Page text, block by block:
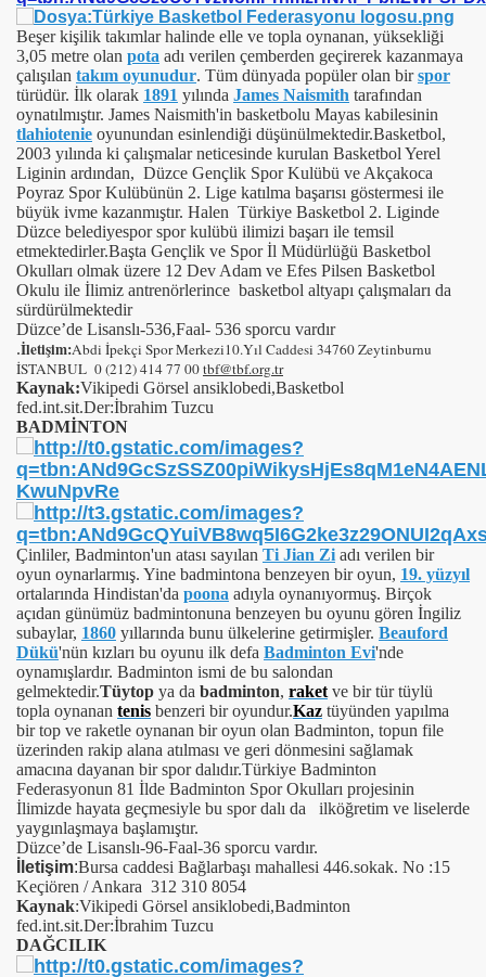
Beşer kişilik takımlar halinde elle ve topla oynanan, yüksekliği
3,05 metre olan pota adı verilen çemberden geçirerek kazanmaya
çalışılan takım oyunudur. Tüm dünyada popüler olan birspor
türüdür. İlk olarak 1891 yılında James Naismith tarafından
oynatılmıştır. James Naismith'in basketbolu Mayas kabilesinin
tlahiotenie oyunundan esinlendiği düşünülmektedir.Basketbol,
2003 yılında ki çalışmalar neticesinde kurulan Basketbol Yerel
Liginin ardından, Düzce Gençlik Spor Kulübü ve Akçakoca
Poyraz Spor Kulübünün 2. Lige katılma başarısı göstermesi ile
büyük ivme kazanmıştır. Halen Türkiye Basketbol 2. Liginde
Düzce belediyespor spor kulübü ilimizi başarı ile temsil
etmektedirler.Başta Gençlik ve Spor İl Müdürlüğü Basketbol
Okulları olmak üzere 12 Dev Adam ve Efes Pilsen Basketbol
Okulu ile İlimiz antrenörlerince basketbol altyapı çalışmaları da
sürdürülmektedir
Düzce’de Lisanslı-536,Faal- 536 sporcu vardır
.İletişim:Abdi İpekçi Spor Merkezi10.Yıl Caddesi 34760 Zeytinburnu
İSTANBUL 0 (212) 414 77 00tbf@tbf.org.tr
Kaynak:Vikipedi Görsel ansiklobedi,Basketbol
fed.int.sit.Der:İbrahim Tuzcu
BADMİNTON
Çinliler, Badminton'un atası sayılan Ti Jian Zi adı verilen bir
oyun oynarlarmış. Yine badmintona benzeyen bir oyun, 19. yüzyıl
ortalarında Hindistan'da poona adıyla oynanıyormuş. Birçok
açıdan günümüz badmintonuna benzeyen bu oyunu gören İngiliz
subaylar, 1860 yıllarında bunu ülkelerine getirmişler. Beauford
Dükü'nün kızları bu oyunu ilk defa Badminton Evi'nde
oynamışlardır. Badminton ismi de bu salondan
gelmektedir.Tüytop ya da badminton, raket ve bir tür tüylü
topla oynanan tenis benzeri bir oyundur.Kaz tüyünden yapılma
bir top ve raketle oynanan bir oyun olan Badminton, topun file
üzerinden rakip alana atılması ve geri dönmesini sağlamak
amacına dayanan bir spor dalıdır.Türkiye Badminton
Federasyonun 81 İlde Badminton Spor Okulları projesinin
İlimizde hayata geçmesiyle bu spor dalı da ilköğretim ve liselerde
yaygınlaşmaya başlamıştır.
Düzce’de Lisanslı-96-Faal-36 sporcu vardır.
İletişim:Bursa caddesi Bağlarbaşı mahallesi 446.sokak. No :15
Keçiören / Ankara 312 310 8054
Kaynak:Vikipedi Görsel ansiklobedi,Badminton
fed.int.sit.Der:İbrahim Tuzcu
DAĞCILIK